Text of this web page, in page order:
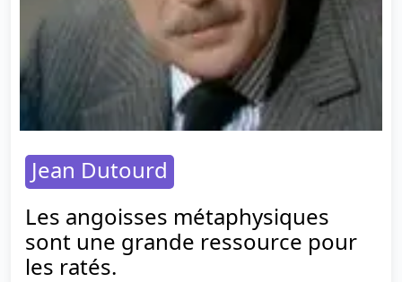
Jean Dutourd
Les angoisses métaphysiques
sont une grande ressource pour
les ratés.